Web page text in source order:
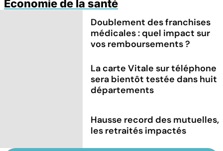
Economie de la santé
Doublement des franchises
médicales : quel impact sur
vos remboursements ?
La carte Vitale sur téléphone
sera bientôt testée dans huit
départements
Hausse record des mutuelles,
les retraités impactés